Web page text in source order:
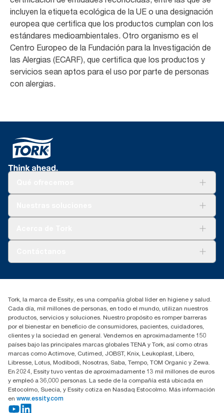
incluyen la etiqueta ecológica de la UE o una designación
europea que certifica que los productos cumplan con los
estándares medioambientales. Otro organismo es el
Centro Europeo de la Fundación para la Investigación de
las Alergias (ECARF), que certifica que los productos y
servicios sean aptos para el uso por parte de personas
con alergias.
91 657 84 00
Tork, la marca de Essity, es una compañía global líder en higiene y salud.
Cada día, mil millones de personas, en todo el mundo, utilizan nuestros
productos, servicios y soluciones. Nuestro propósito es romper barreras
por el bienestar en beneficio de consumidores, pacientes, cuidadores,
clientes y la sociedad en general. Vendemos en aproximadamente 150
países bajo las principales marcas globales TENA y Tork, así como otras
marcas como Actimove, Cutimed, JOBST, Knix, Leukoplast, Libero,
Libresse, Lotus, Modibodi, Nosotras, Saba, Tempo, TOM Organic y Zewa.
En 2024, Essity tuvo ventas de aproximadamente 13 mil millones de euros
y empleó a 36,000 personas. La sede de la compañía está ubicada en
Estocolmo, Suecia, y Essity cotiza en Nasdaq Estocolmo. Más información
en www.essity.com